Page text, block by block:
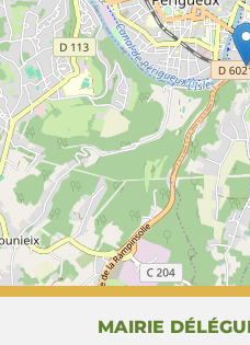
MAIRIE